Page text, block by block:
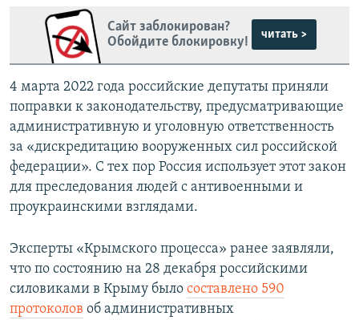
Сайт заблокирован?
Обойдите блокировку!
читать >
4 марта 2022 года российские депутаты приняли
поправки к законодательству, предусматривающие
административную и уголовную ответственность
за «дискредитацию вооруженных сил российской
федерации». С тех пор Россия использует этот закон
для преследования людей с антивоенными и
проукраинскими взглядами.
Эксперты «Крымского процесса» ранее заявляли,
что по состоянию на 28 декабря российскими
силовиками в Крыму было составлено 590
протоколов об административных